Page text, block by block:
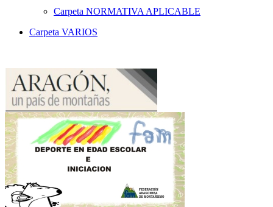
Carpeta NORMATIVA APLICABLE
Carpeta VARIOS